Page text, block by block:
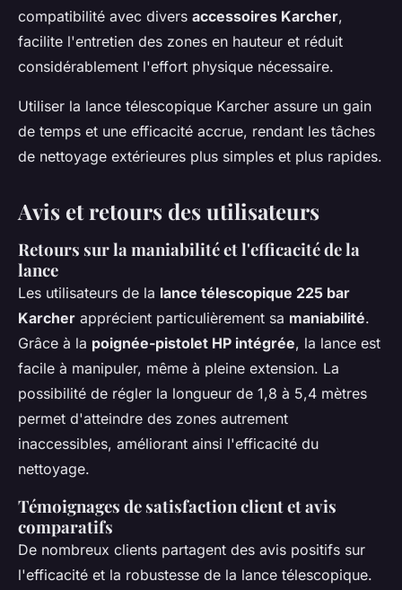
compatibilité avec divers accessoires Karcher,
facilite l'entretien des zones en hauteur et réduit
considérablement l'effort physique nécessaire.
Utiliser la lance télescopique Karcher assure un gain
de temps et une efficacité accrue, rendant les tâches
de nettoyage extérieures plus simples et plus rapides.
Avis et retours des utilisateurs
Retours sur la maniabilité et l'efficacité de la
lance
Les utilisateurs de la lance télescopique 225 bar
Karcher apprécient particulièrement sa maniabilité.
Grâce à la poignée-pistolet HP intégrée, la lance est
facile à manipuler, même à pleine extension. La
possibilité de régler la longueur de 1,8 à 5,4 mètres
permet d'atteindre des zones autrement
inaccessibles, améliorant ainsi l'efficacité du
nettoyage.
Témoignages de satisfaction client et avis
comparatifs
De nombreux clients partagent des avis positifs sur
l'efficacité et la robustesse de la lance télescopique.